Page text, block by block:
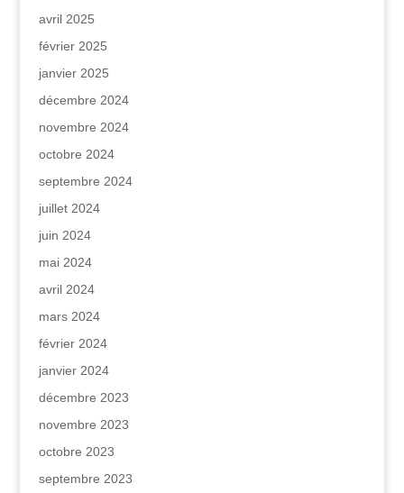
avril 2025
février 2025
janvier 2025
décembre 2024
novembre 2024
octobre 2024
septembre 2024
juillet 2024
juin 2024
mai 2024
avril 2024
mars 2024
février 2024
janvier 2024
décembre 2023
novembre 2023
octobre 2023
septembre 2023